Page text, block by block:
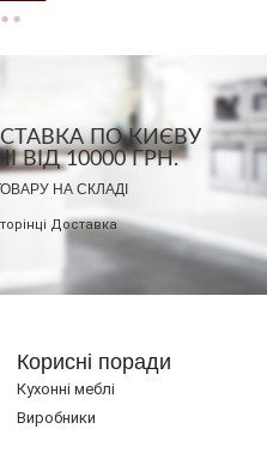
ПО КИЄВУ
ВІД 10000 ГРН.
НА СКЛАДІ
Доставка
Корисні поради
Кухонні меблі
Виробники